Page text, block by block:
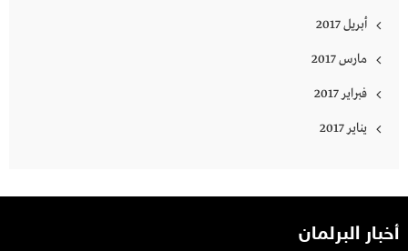
أبريل 2017
مارس 2017
فبراير 2017
يناير 2017
أخبار البرلمان